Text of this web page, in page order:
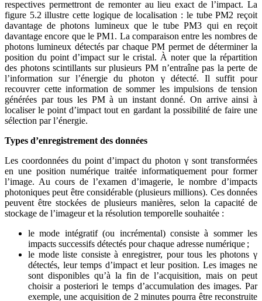
respectives permettront de remonter au lieu exact de l’impact. La
figure 5.2 illustre cette logique de localisation : le tube PM2 reçoit
davantage de photons lumineux que le tube PM3 qui en reçoit
davantage encore que le PM1. La comparaison entre les nombres de
photons lumineux détectés par chaque PM permet de déterminer la
position du point d’impact sur le cristal. À noter que la répartition
des photons scintillants sur plusieurs PM n’entraîne pas la perte de
l’information sur l’énergie du photon γ détecté. Il suffit pour
recouvrer cette information de sommer les impulsions de tension
générées par tous les PM à un instant donné. On arrive ainsi à
localiser le point d’impact tout en gardant la possibilité de faire une
sélection par l’énergie.
Types d’enregistrement des données
Les coordonnées du point d’impact du photon γ sont transformées
en une position numérique traitée informatiquement pour former
l’image. Au cours de l’examen d’imagerie, le nombre d’impacts
photoniques peut être considérable (plusieurs millions). Ces données
peuvent être stockées de plusieurs manières, selon la capacité de
stockage de l’imageur et la résolution temporelle souhaitée :
le mode intégratif (ou incrémental) consiste à sommer les
impacts successifs détectés pour chaque adresse numérique ;
le mode liste consiste à enregistrer, pour tous les photons γ
détectés, leur temps d’impact et leur position. Les images ne
sont disponibles qu’à la fin de l’acquisition, mais on peut
choisir a posteriori le temps d’accumulation des images. Par
exemple, une acquisition de 2 minutes pourra être reconstruite